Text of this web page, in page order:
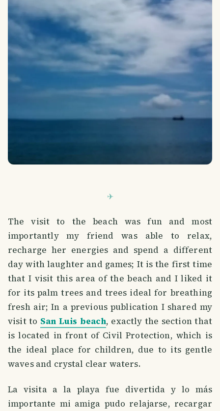
The visit to the beach was fun and most
importantly my friend was able to relax,
recharge her energies and spend a different
day with laughter and games; It is the first time
that I visit this area of ​​the beach and I liked it
for its palm trees and trees ideal for breathing
fresh air; In a previous publication I shared my
visit to San Luis beach, exactly the section that
is located in front of Civil Protection, which is
the ideal place for children, due to its gentle
waves and crystal clear waters.
La visita a la playa fue divertida y lo más
importante mi amiga pudo relajarse, recargar